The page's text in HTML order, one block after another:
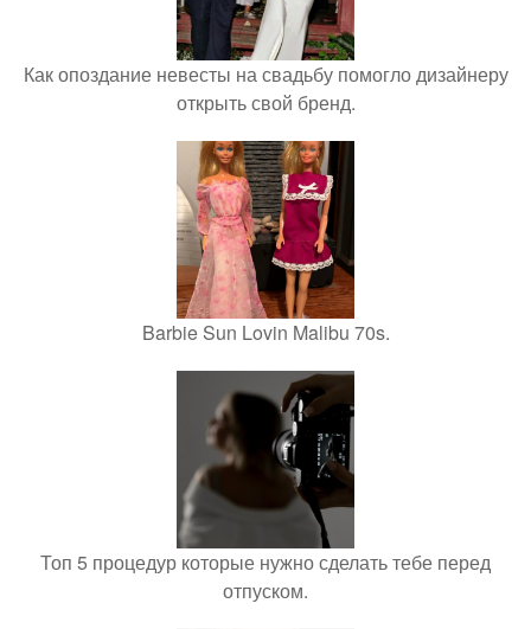
Как опоздание невесты на свадьбу помогло дизайнеру
открыть свой бренд.
Barbie Sun Lovin Malibu 70s.
Топ 5 процедур которые нужно сделать тебе перед
отпуском.